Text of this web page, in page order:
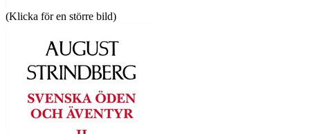
(Klicka för en större bild)